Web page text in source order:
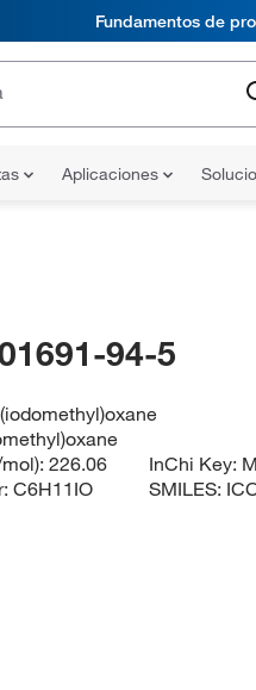
Fundamentos de
Aplicaciones
94-5
226.06
C6H11IO
InChi Key:
SMILES: